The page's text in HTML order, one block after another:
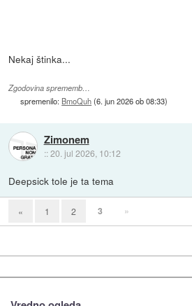
Nekaj štinka...
Zgodovina sprememb…
spremenilo: BmoQuh(6. jun 2026 ob 08:33)
Zimonem
::20. jul 2026, 10:12
Deepsick tole je ta tema
« 1 2 3 »